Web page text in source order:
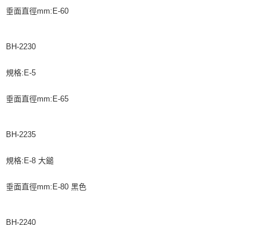
垂面直徑mm:E-60
BH-2230
規格:E-5
垂面直徑mm:E-65
BH-2235
規格:E-8 大鎚
垂面直徑mm:E-80 黑色
BH-2240